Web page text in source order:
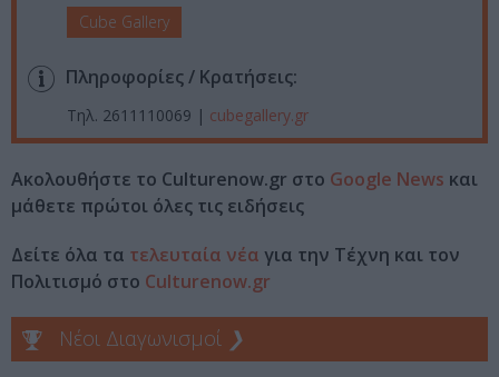
Cube Gallery
Πληροφορίες / Κρατήσεις:
Τηλ. 2611110069 | cubegallery.gr
Ακολουθήστε το Culturenow.gr στο Google News και
μάθετε πρώτοι όλες τις ειδήσεις
Δείτε όλα τα τελευταία νέα για την Τέχνη και τον
Πολιτισμό στο Culturenow.gr
Νέοι Διαγωνισμοί ❯